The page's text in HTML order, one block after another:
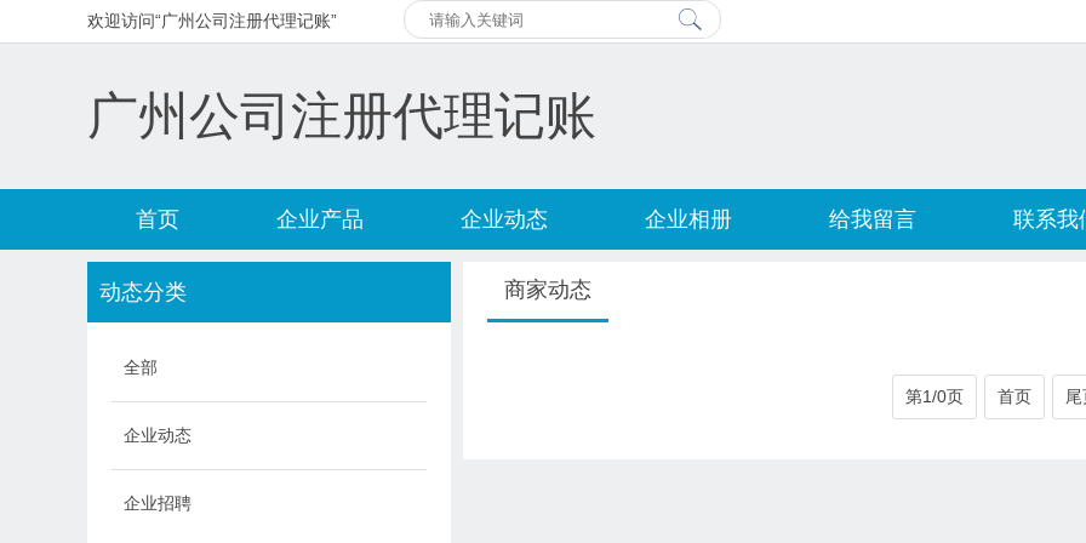
欢迎访问“广州公司注册代理记账”
广州公司注册代理记账
首页 企业产品 企业动态 企业相册 给我留言 联系我
动态分类
全部
企业动态
企业招聘
商家动态
第1/0页 首页